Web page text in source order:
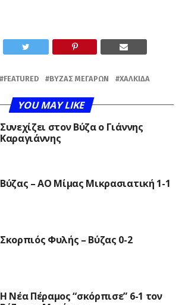
FEATURED ΒΎΖΑΣ ΜΕΓΆΡΩΝ ΧΑΛΚΊΔΑ
YOU MAY LIKE
Συνεχίζει στον Βύζα ο Γιάννης
Καραγιάννης
Βύζας – ΑΟ Μίμας Μικρασιατική 1-1
Σκορπιός Φυλής – Βύζας 0-2
Η Νέα Πέραμος “σκόρπισε” 6-1 τον